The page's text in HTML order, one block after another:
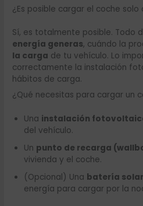
¿Es posible cargar el coche solo
Sí, es totalmente posible. Todo
energía generas, cuándo la
la carga de tu vehículo. Lo
correctamente la instalación
hábitos de carga.
¿Qué necesitas para cargar un
Una instalación
del vehículo.
Un punto de recarga
vivienda y el coche.
(Opcional) Una batería solar
energía para cargar por la